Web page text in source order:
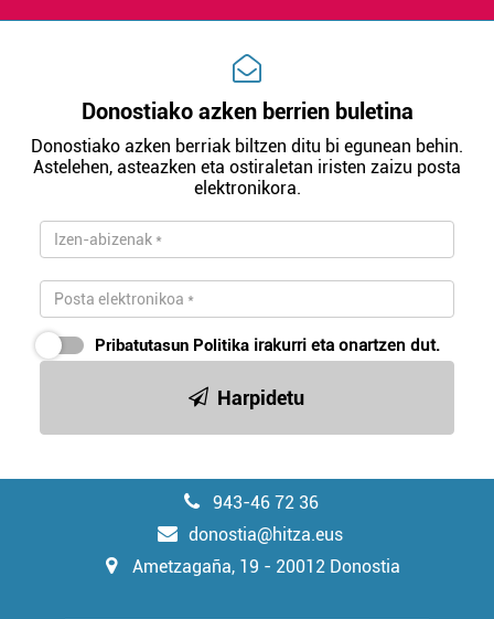
Donostiako azken berrien buletina
Donostiako azken berriak biltzen ditu bi egunean behin.
Astelehen, asteazken eta ostiraletan iristen zaizu posta
elektronikora.
Pribatutasun Politika irakurri eta onartzen dut.
Harpidetu
943-46 72 36
donostia@hitza.eus
Ametzagaña, 19 - 20012 Donostia